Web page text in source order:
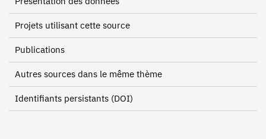
Projets utilisant cette source
Publications
Autres sources dans le même thème
Identifiants persistants (DOI)